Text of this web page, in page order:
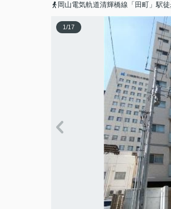
岡山電気軌道清輝橋線「田町」駅
1/17